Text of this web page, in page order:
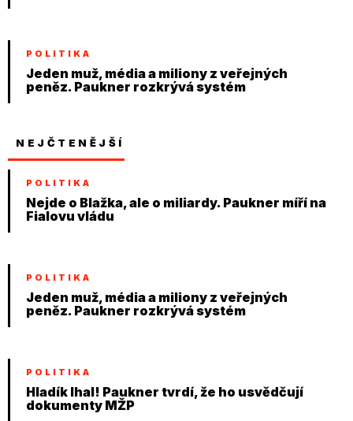
POLITIKA
Jeden muž, média a miliony z veřejných
peněz. Paukner rozkrývá systém
NEJČTENĚJŠÍ
POLITIKA
Nejde o Blažka, ale o miliardy. Paukner míří na
Fialovu vládu
POLITIKA
Jeden muž, média a miliony z veřejných
peněz. Paukner rozkrývá systém
POLITIKA
Hladík lhal! Paukner tvrdí, že ho usvědčují
dokumenty MŽP